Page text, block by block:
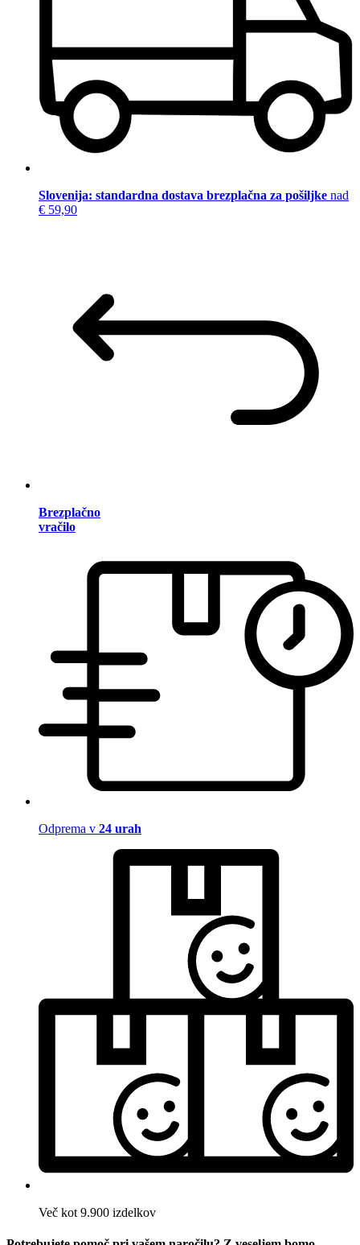
Slovenija: standardna dostava brezplačna za pošiljke nad
€ 59,90
Brezplačno
vračilo
Odprema v 24 urah
Več kot 9.900 izdelkov